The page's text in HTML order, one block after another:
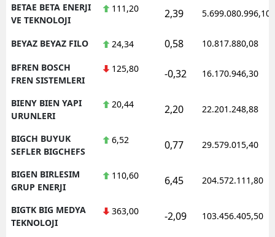
BETAE BETA ENERJI
VE TEKNOLOJI
111,20 2,39 5.699.080.996,10
BEYAZ BEYAZ FILO 24,34 0,58 10.817.880,08
BFREN BOSCH
FREN SISTEMLERI
125,80 -0,32 16.170.946,30
BIENY BIEN YAPI
URUNLERI
20,44 2,20 22.201.248,88
BIGCH BUYUK
SEFLER BIGCHEFS
6,52 0,77 29.579.015,40
BIGEN BIRLESIM
GRUP ENERJI
110,60 6,45 204.572.111,80
BIGTK BIG MEDYA
TEKNOLOJI
363,00 -2,09 103.456.405,50